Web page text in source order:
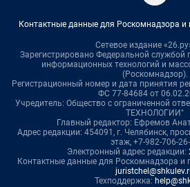
Контактные данные для Роскомнадзора и
Сетевое издание
Зарегистрировано Федеральной службой
информационных технологий и
(Роскомнадзор).
Регистрационный номер и дата принятия
ФС 77-84684 от
Учредитель: Общество с ограниченной
ТЕХНОЛОГИИ"
Главный редактор: Ефремов
Адрес редакции: 454091, г. Челябинск,
этаж, +7-982-706-
Электронный адрес редакции:
Контактные данные для Роскомнадзора и
Техподдержка: